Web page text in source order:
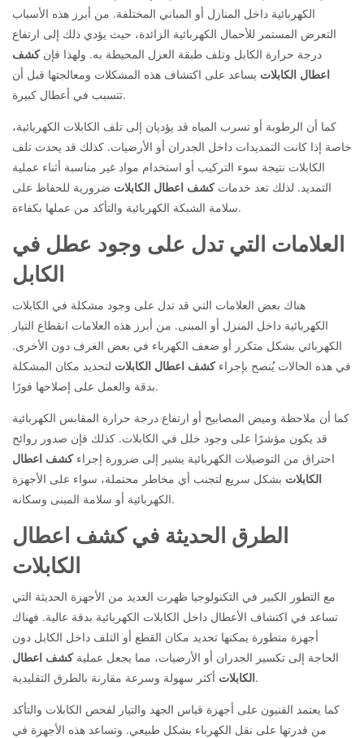
الكهربائية داخل المنازل أو المباني المختلفة. من أبرز هذه الأسباب
التعرض المستمر للأحمال الكهربائية الزائدة، حيث يؤدي ذلك إلى ارتفاع
درجة حرارة الكابل وتلف طبقة العزل المحيطة به. ولهذا فإنكشف
اعطال الكابلات يساعد على اكتشاف هذه المشكلات ومعالجتها قبل أن
تتسبب في أعطال كبيرة.
كما أن الرطوبة أو تسرب المياه قد يؤديان إلى تلف الكابلات الكهربائية،
خاصة إذا كانت التمديدات داخل الجدران أو الأرضيات. كذلك قد يحدث تلف
الكابلات نتيجة سوء التركيب أو استخدام مواد غير مناسبة أثناء عملية
التمديد. لذلك تعد خدماتكشف اعطال الكابلات ضرورية للحفاظ على
سلامة الشبكة الكهربائية والتأكد من عملها بكفاءة.
العلامات التي تدل على وجود عطل في
الكابل
هناك بعض العلامات التي قد تدل على وجود مشكلة في الكابلات
الكهربائية داخل المنزل أو المبنى. من أبرز هذه العلامات انقطاع التيار
الكهربائي بشكل متكرر أو ضعف الكهرباء في بعض الغرف دون الأخرى.
في هذه الحالات يُنصح بإجراءكشف اعطال الكابلات لتحديد مكان المشكلة
بدقة والعمل على إصلاحها فورًا.
كما أن ملاحظة وميض المصابيح أو ارتفاع درجة حرارة المقابس الكهربائية
قد يكون مؤشرًا على وجود خلل في الكابلات. كذلك فإن صدور روائح
احتراق من التوصيلات الكهربائية يشير إلى ضرورة إجراءكشف اعطال
الكابلات بشكل سريع لتجنب أي مخاطر محتملة، سواء على الأجهزة
الكهربائية أو سلامة المبنى وسكانه.
الطرق الحديثة في كشف اعطال
الكابلات
مع التطور الكبير في التكنولوجيا ظهرت العديد من الأجهزة الحديثة التي
تساعد في اكتشاف الأعطال داخل الكابلات الكهربائية بدقة عالية. فهناك
أجهزة متطورة يمكنها تحديد مكان القطع أو التلف داخل الكابل دون
الحاجة إلى تكسير الجدران أو الأرضيات، مما يجعل عمليةكشف اعطال
الكابلاتأكثر سهولة وسرعة مقارنة بالطرق التقليدية.
كما يعتمد الفنيون على أجهزة قياس الجهد والتيار لفحص الكابلات والتأكد
من قدرتها على نقل الكهرباء بشكل طبيعي. وتساعد هذه الأجهزة في